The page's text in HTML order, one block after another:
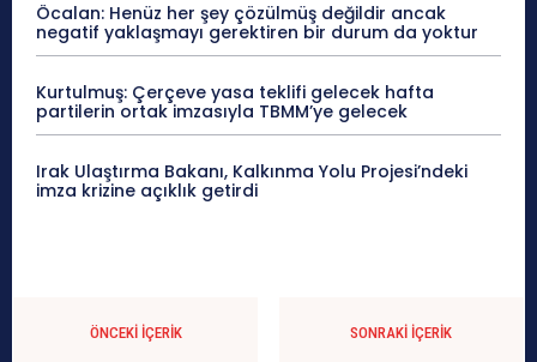
Öcalan: Henüz her şey çözülmüş değildir ancak
negatif yaklaşmayı gerektiren bir durum da yoktur
Kurtulmuş: Çerçeve yasa teklifi gelecek hafta
partilerin ortak imzasıyla TBMM’ye gelecek
Irak Ulaştırma Bakanı, Kalkınma Yolu Projesi’ndeki
imza krizine açıklık getirdi
ÖNCEKI İÇERIK SONRAKI İÇERIK